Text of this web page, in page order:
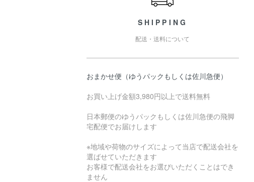
SHIPPING
配送・送料について
おまかせ便（ゆうパックもしくは佐川急便）
お買い上げ金額3,980円以上で送料無料
日本郵便のゆうパックもしくは佐川急便の飛脚
宅配便でお届けします
※地域や荷物のサイズによって当店で配送会社を
選ばせていただきます
お客様で配送会社をお選びいただくことはでき
ません